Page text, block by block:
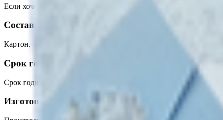
Если хочется сделать подарок ещё более персональным, рядом
Состав
Картон.
Срок годности
Срок годности
Изготовитель